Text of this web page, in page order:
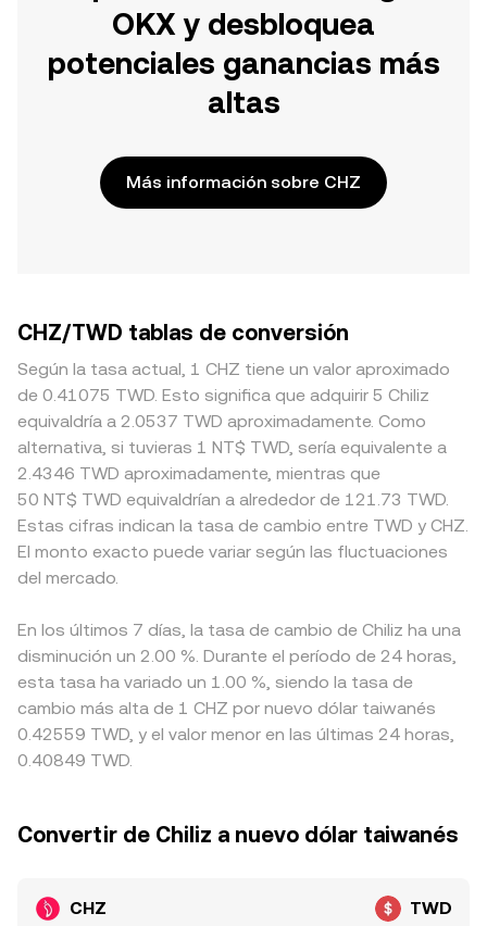
OKX y desbloquea
potenciales ganancias más
altas
Más información sobre CHZ
CHZ/TWD tablas de conversión
Según la tasa actual, 1 CHZ tiene un valor aproximado
de 0.41075 TWD. Esto significa que adquirir 5 Chiliz
equivaldría a 2.0537 TWD aproximadamente. Como
alternativa, si tuvieras 1 NT$ TWD, sería equivalente a
2.4346 TWD aproximadamente, mientras que
50 NT$ TWD equivaldrían a alrededor de 121.73 TWD.
Estas cifras indican la tasa de cambio entre TWD y CHZ.
El monto exacto puede variar según las fluctuaciones
del mercado.
En los últimos 7 días, la tasa de cambio de Chiliz ha una
disminución un 2.00 %. Durante el período de 24 horas,
esta tasa ha variado un 1.00 %, siendo la tasa de
cambio más alta de 1 CHZ por nuevo dólar taiwanés
0.42559 TWD, y el valor menor en las últimas 24 horas,
0.40849 TWD.
Convertir de Chiliz a nuevo dólar taiwanés
CHZ TWD